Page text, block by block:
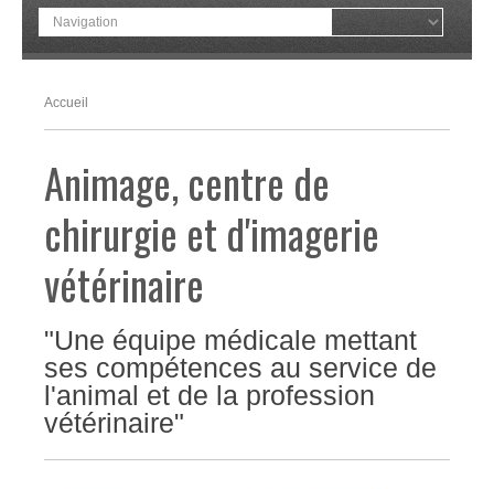
Accueil
Animage, centre de
chirurgie et d'imagerie
vétérinaire
"Une équipe médicale mettant
ses compétences au service de
l'animal et de la profession
vétérinaire"